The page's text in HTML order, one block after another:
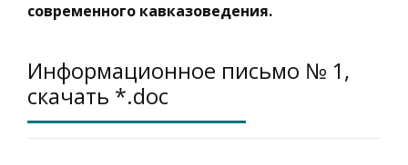
современного кавказоведения.
Информационное письмо № 1,
скачать *.doc